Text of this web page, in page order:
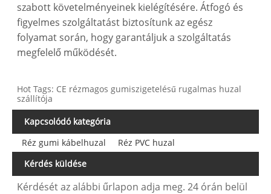
szabott követelményeinek kielégítésére. Átfogó és
figyelmes szolgáltatást biztosítunk az egész
folyamat során, hogy garantáljuk a szolgáltatás
megfelelő működését.
Hot Tags: CE rézmagos gumiszigetelésű rugalmas huzal
szállítója
Kapcsolódó kategória
Réz gumi kábelhuzal
Réz PVC huzal
Kérdés küldése
Kérdését az alábbi űrlapon adja meg. 24 órán belül